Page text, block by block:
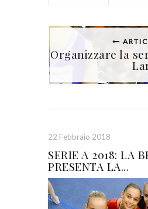
Organizzare la
22 Febbraio 2018
SERIE A 2018: LA
PRESENTA LA...